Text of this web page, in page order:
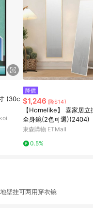
(30c
降價
$1,246 (降$14)
【Homelike】 喜家居立
全身鏡(2色可選)(2404)
東森購物 ETMall
0.5%
挂可两用穿衣镜